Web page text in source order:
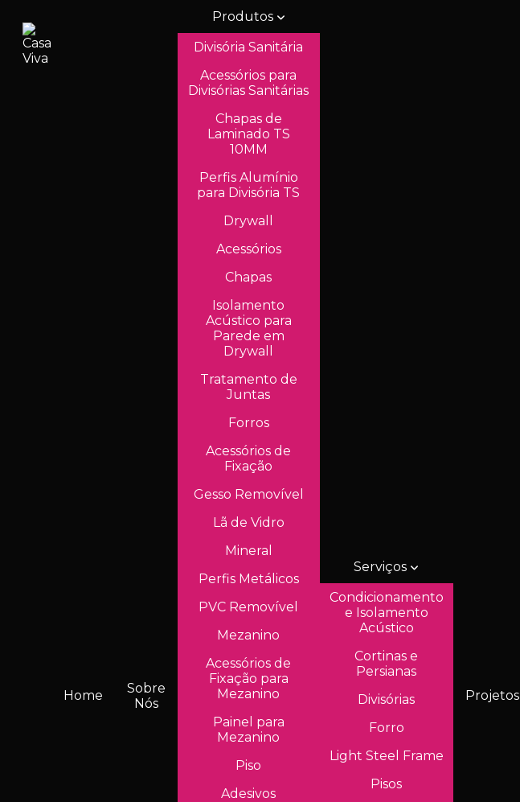
Home
Sobre
Nós
Produtos
Divisória Sanitária
Acessórios para
Divisórias Sanitárias
Chapas de
Laminado TS
10MM
Perfis Alumínio
para Divisória TS
Drywall
Acessórios
Chapas
Isolamento
Acústico para
Parede em
Drywall
Tratamento de
Juntas
Forros
Acessórios de
Fixação
Gesso Removível
Lã de Vidro
Mineral
Perfis Metálicos
PVC Removível
Mezanino
Acessórios de
Fixação para
Mezanino
Painel para
Mezanino
Piso
Adesivos
Serviços
Condicionamento
e Isolamento
Acústico
Cortinas e
Persianas
Divisórias
Forro
Light Steel Frame
Pisos
Projetos